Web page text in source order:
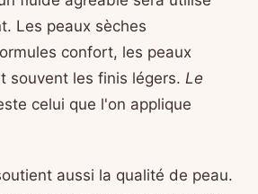
Les peaux sèches
confort, les peaux
souvent les finis légers. Le
celui que l'on applique
aussi la qualité de peau.